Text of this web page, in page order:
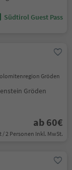
Südtirol Guest Pass
Gröden
Gröden
ab 60€
/ 2 Personen Inkl. MwSt.